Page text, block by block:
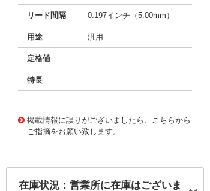
リード間隔 0.197インチ（5.00mm）
用途 汎用
定格値 -
特長
掲載情報に誤りがございましたら、こちらから
ご指摘をお願い致します。
在庫状況：営業所に在庫はございま